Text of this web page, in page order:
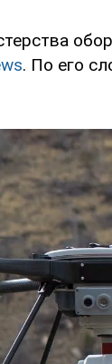
. По его